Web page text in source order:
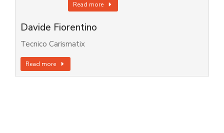
Read more
Davide Fiorentino
Tecnico Carismatix
Read more